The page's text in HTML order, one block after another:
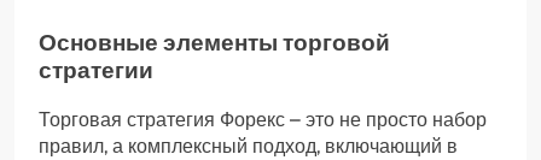
Основные элементы торговой
стратегии
Торговая стратегия Форекс – это не просто набор
правил, а комплексный подход, включающий в